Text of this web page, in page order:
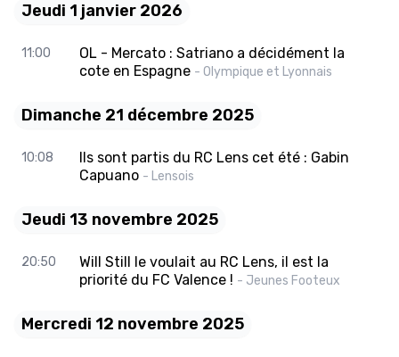
Jeudi 1 janvier 2026
11:00
OL - Mercato : Satriano a décidément la
cote en Espagne - Olympique et Lyonnais
Dimanche 21 décembre 2025
10:08
Ils sont partis du RC Lens cet été : Gabin
Capuano - Lensois
Jeudi 13 novembre 2025
20:50
Will Still le voulait au RC Lens, il est la
priorité du FC Valence ! - Jeunes Footeux
Mercredi 12 novembre 2025